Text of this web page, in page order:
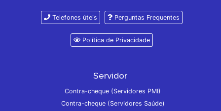
Telefones úteis Perguntas Frequentes
Política de Privacidade
Servidor
Contra-cheque (Servidores PMI)
Contra-cheque (Servidores Saúde)